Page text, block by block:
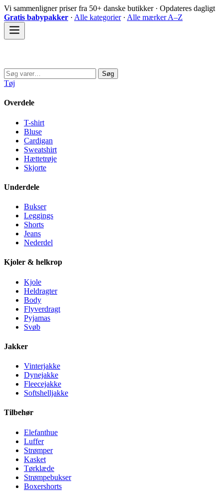
Spring
til
indhold
Vi sammenligner priser fra 50+ danske butikker · Opdateres dagligt
Gratis babypakker · Alle kategorier· Alle mærker A–Z
Søg
efter:
Søg
Tøj
Overdele
T-shirt
Bluse
Cardigan
Sweatshirt
Hættetrøje
Skjorte
Underdele
Bukser
Leggings
Shorts
Jeans
Nederdel
Kjoler & helkrop
Kjole
Heldragter
Body
Flyverdragt
Pyjamas
Svøb
Jakker
Vinterjakke
Dynejakke
Fleecejakke
Softshelljakke
Tilbehør
Elefanthue
Luffer
Strømper
Kasket
Tørklæde
Strømpebukser
Boxershorts